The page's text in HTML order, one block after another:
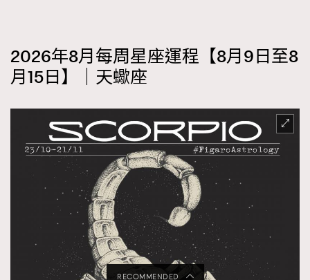
2026年8月每周星座運程【8月9日至8
月15日】｜天蠍座
RECOMMENDED